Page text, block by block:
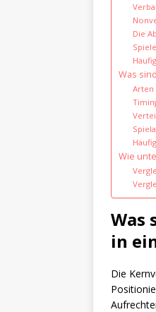
Die
Was
Arten
Wie
Was
in
Die